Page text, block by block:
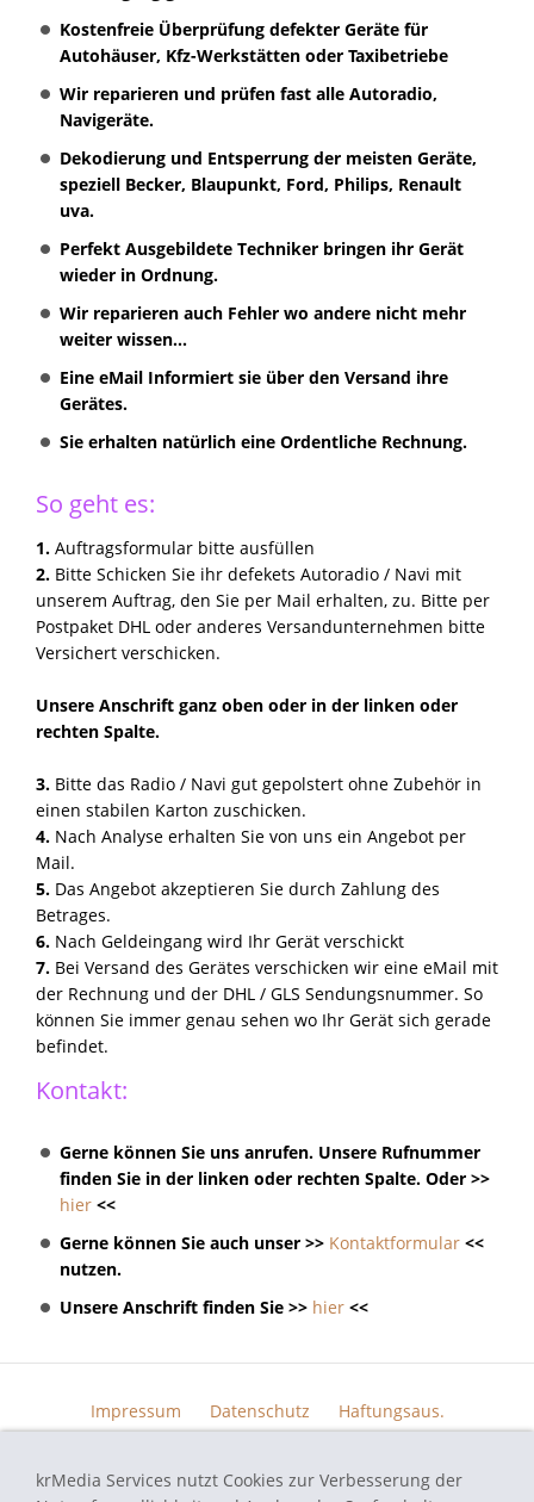
Kostenfreie Überprüfung defekter Geräte für
Autohäuser, Kfz-Werkstätten oder Taxibetriebe
Wir reparieren und prüfen fast alle Autoradio,
Navigeräte.
Dekodierung und Entsperrung der meisten Geräte,
speziell Becker, Blaupunkt, Ford, Philips, Renault
uva.
Perfekt Ausgebildete Techniker bringen ihr Gerät
wieder in Ordnung.
Wir reparieren auch Fehler wo andere nicht mehr
weiter wissen...
Eine eMail Informiert sie über den Versand ihre
Gerätes.
Sie erhalten natürlich eine Ordentliche Rechnung.
So geht es:
1. Auftragsformular bitte ausfüllen
2. Bitte Schicken Sie ihr defekets Autoradio / Navi mit
unserem Auftrag, den Sie per Mail erhalten, zu. Bitte per
Postpaket DHL oder anderes Versandunternehmen bitte
Versichert verschicken.
Unsere Anschrift ganz oben oder in der linken oder
rechten Spalte.
3. Bitte das Radio / Navi gut gepolstert ohne Zubehör in
einen stabilen Karton zuschicken.
4. Nach Analyse erhalten Sie von uns ein Angebot per
Mail.
5. Das Angebot akzeptieren Sie durch Zahlung des
Betrages.
6. Nach Geldeingang wird Ihr Gerät verschickt
7. Bei Versand des Gerätes verschicken wir eine eMail mit
der Rechnung und der DHL / GLS Sendungsnummer. So
können Sie immer genau sehen wo Ihr Gerät sich gerade
befindet.
Kontakt:
Gerne können Sie uns anrufen. Unsere Rufnummer
finden Sie in der linken oder rechten Spalte. Oder >>
hier <<
Gerne können Sie auch unser >> Kontaktformular <<
nutzen.
Unsere Anschrift finden Sie >> hier <<
Impressum Datenschutz
Haftungsaus.
Funktionsgarantie
krMedia Services nutzt Cookies zur Verbesserung der